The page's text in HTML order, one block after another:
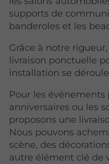
supports de
banderoles et les
Grâce à notre
livraison ponctuelle
installation se
Pour les événements
anniversaires ou les
proposons une
Nous pouvons
scène, des
autre élément clé de